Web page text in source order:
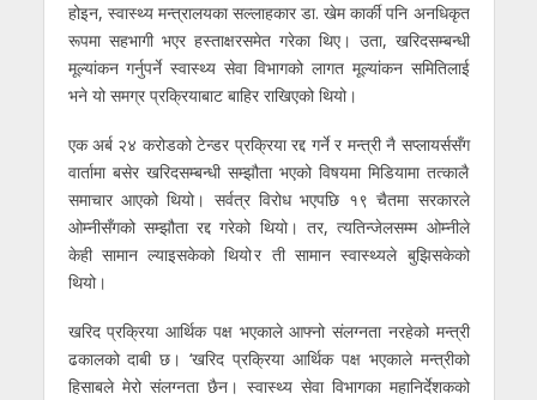
होइन, स्वास्थ्य मन्त्रालयका सल्लाहकार डा. खेम कार्की पनि अनधिकृत
रूपमा सहभागी भएर हस्ताक्षरसमेत गरेका थिए। उता, खरिदसम्बन्धी
मूल्यांकन गर्नुपर्ने स्वास्थ्य सेवा विभागको लागत मूल्यांकन समितिलाई
भने यो समग्र प्रक्रियाबाट बाहिर राखिएको थियो।
एक अर्ब २४ करोडको टेन्डर प्रक्रिया रद्द गर्ने र मन्त्री नै सप्लायर्ससँग
वार्तामा बसेर खरिदसम्बन्धी सम्झौता भएको विषयमा मिडियामा तत्कालै
समाचार आएको थियो। सर्वत्र विरोध भएपछि १९ चैतमा सरकारले
ओम्नीसँगको सम्झौता रद्द गरेको थियो। तर, त्यतिन्जेलसम्म ओम्नीले
केही सामान ल्याइसकेको थियो र ती सामान स्वास्थ्यले बुझिसकेको
थियो।
खरिद प्रक्रिया आर्थिक पक्ष भएकाले आफ्नो संलग्नता नरहेको मन्त्री
ढकालको दाबी छ। ‘खरिद प्रक्रिया आर्थिक पक्ष भएकाले मन्त्रीको
हिसाबले मेरो संलग्नता छैन। स्वास्थ्य सेवा विभागका महानिर्देशकको